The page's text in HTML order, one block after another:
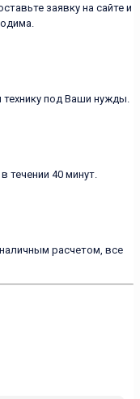
заявку на сайте и
под Ваши нужды.
течении 40 минут.
расчетом, все